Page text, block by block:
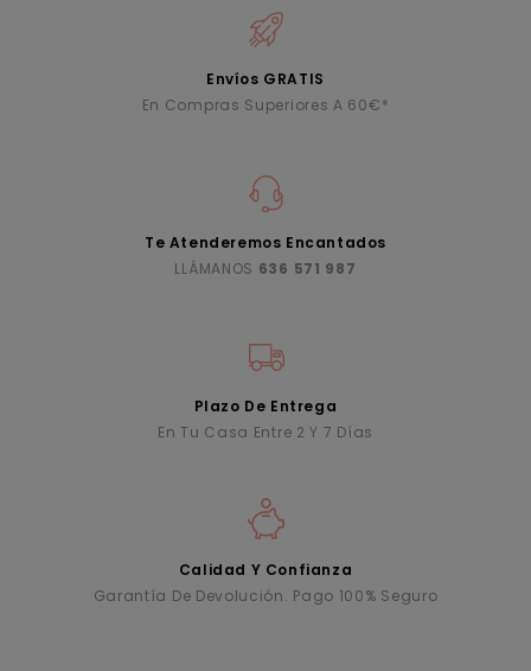
Envíos GRATIS
En Compras Superiores A 60€*
Te Atenderemos Encantados
LLÁMANOS 636 571 987
Plazo De Entrega
En Tu Casa Entre 2 Y 7 Días
Calidad Y Confianza
Garantía De Devolución. Pago 100% Seguro